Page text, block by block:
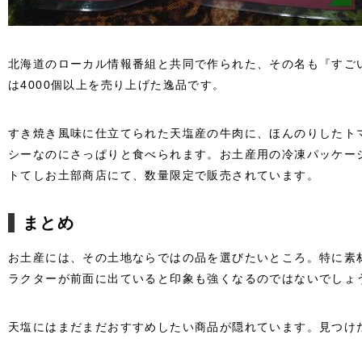
北海道のローカル情報番組と共同で作られた、その名も『す
は4000個以上を売り上げた逸品です。
すき焼き風味に仕立てられた天塩産の牛肉に、ほんのりした
シーなのにさっぱりと食べられます。お土産用の冷凍パッケ
トてしお土部商店にて、数量限定で販売されています。
まとめ
お土産には、その土地ならではの品を選びたいところ。特に
ラクターが前面に出ていると印象も強くなるのではないでしょ
天塩にはまだまだおすすめしたい商品が隠れています。見つ